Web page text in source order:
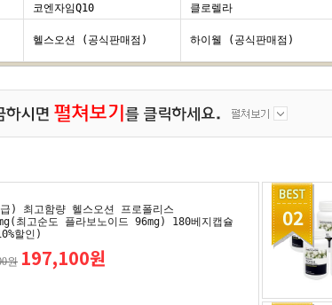
코엔자임Q10 클로렐라
헬스오션 (공식판매점) 하이웰 (공식판매점)
) 최고함량 헬스오션 프로폴리스
최고순도 플라보노이드 96mg) 180베지캡슐
할인)
원 197,100원
02